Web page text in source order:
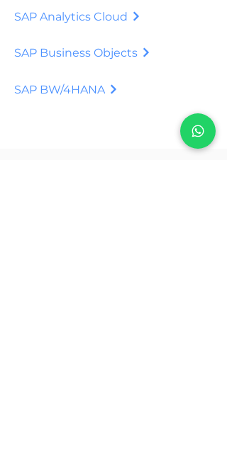
SAP Business Objects
SAP BW/4HANA
SAP Analytics Cloud